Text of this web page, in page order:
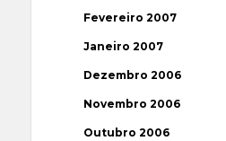
Fevereiro 2007
Janeiro 2007
Dezembro 2006
Novembro 2006
Outubro 2006